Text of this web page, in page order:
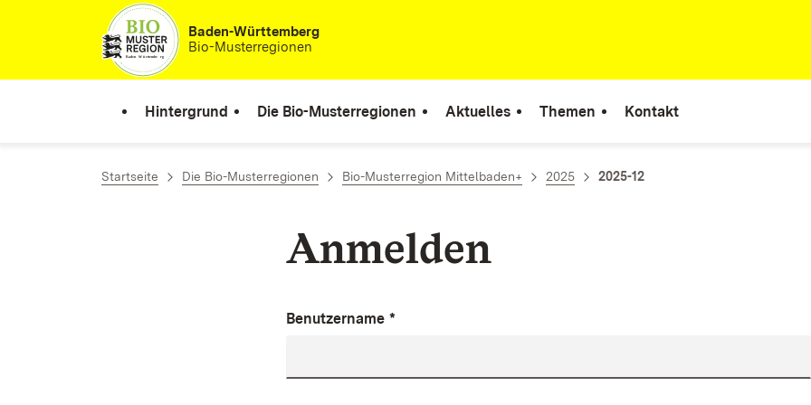
Zum Inhalt springenBaden-Württemberg
Bio-Musterregionen
Hintergrund Die Bio-Musterregionen Aktuelles Themen Kontakt
Startseite Die Bio-Musterregionen Bio-Musterregion Mittelbaden+ 2025 2025-12
Anmelden
Benutzername *